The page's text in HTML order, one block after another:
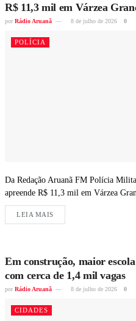
R$ 11,3 mil em Várzea
por Rádio Aruanã 8 de julho de 2026 0
POLÍCIA
Da Redação Aruanã FM Polícia
apreende R$ 11,3 mil em Várzea
LEIA MAIS
Em construção, maior
com cerca de 1,4 mil vagas
por Rádio Aruanã 8 de julho de 2026 0
CIDADES